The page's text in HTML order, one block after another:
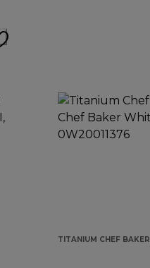
TITANIUM CHEF BAKER